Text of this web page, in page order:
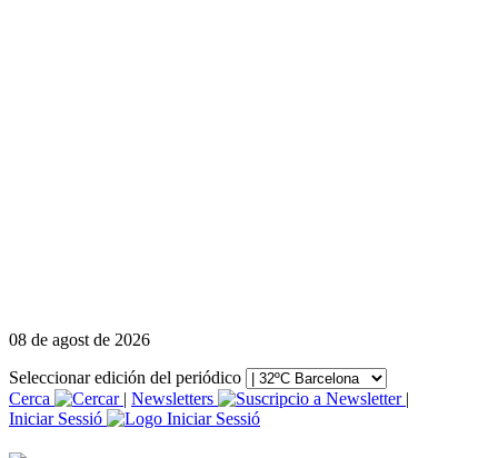
08 de agost de 2026
Seleccionar edición del periódico
Cerca
| Newsletters
|
Iniciar Sessió